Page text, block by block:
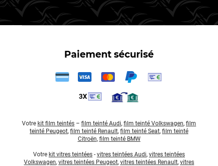
Paiement sécurisé
3X
Votre kit film teintés – film teinté Audi, film teinté Volkswagen, film
teinté Peugeot, film teinté Renault, film teinté Seat, film teinté
Citroën, film teinté BMW
Votre kit vitres teintées - vitres teintées Audi, vitres teintées
Volkswagen, vitres teintées Peugeot, vitres teintées Renault, vitres